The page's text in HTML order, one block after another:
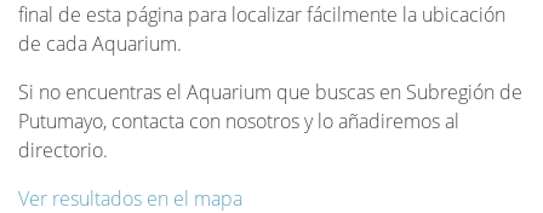
final de esta página para localizar fácilmente la ubicación
de cada Aquarium.
Si no encuentras el Aquarium que buscas en Subregión de
Putumayo, contacta con nosotros y lo añadiremos al
directorio.
Ver resultados en el mapa